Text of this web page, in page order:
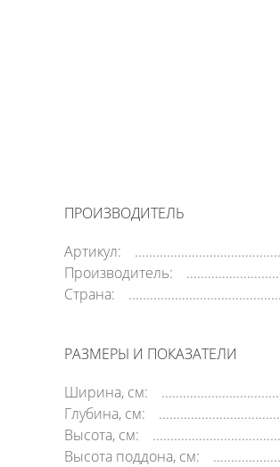
ПРОИЗВОДИТЕЛЬ
Артикул:
Производитель:
Страна:
РАЗМЕРЫ И ПОКАЗАТЕЛИ
Ширина, см:
Глубина, см:
Высота, см:
Высота поддона, см: